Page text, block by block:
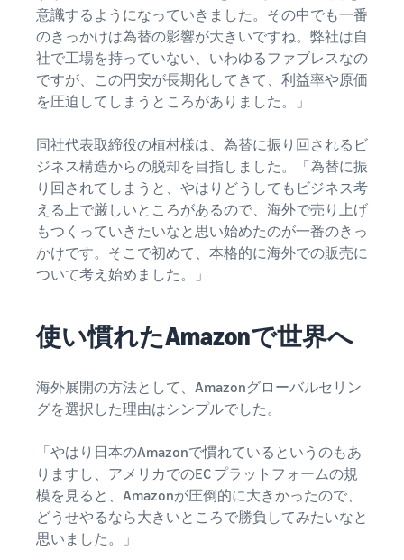
イ
ド
Amazon出品サービス
概要
Amazonの特徴から販売ま
スタートダッシュ成
功パック
最初の１年間で約6倍の売
上を目指す方法
新規出品者向け特典
Amazonブランド登録
ブランド保護と構築をサポ
ート
フルフィルメント by
Amazon(FBA)
配送・返品・カスタマーサ
ービスを代行
配送方法別の費用比
較
FBAと自社配送の費用を比
FBA在庫の費用見積
もり
FBA在庫の保管・出荷費用
シミュレーション
料金
ュレ
ータ
ー
る商品
の詳細
と配送
費用を
入力す
るだけ
販
売
促
進
ブランド支援プログ
ラム（Amazonブラン
ド登録）
ブランドツールで継続的な
売上アップを支援
法人向けに販売をす
る (Amazonビジネス)
世界中のAmazonカスタマ
ーに販売
Amazon 広告
スポンサー広告で認知度と
購入を促進
タイムセール
タイムセールを活用した販
販売
支援
プ
ロ
グ
ム・
特典
ブランド支援プログ
ラム (Amazonブラン
ド登録)
ブランドツールで継続的な
売上アップを支援
新規出品者向け特典
最大787.5万円分の還元
FBA新商品特典
FBA新規出品で特典・割引
JAPAN STORE プログ
ラム
日本発ブランドの海外販路
を支援
商品登録のマニュア
ル
商品登録手順をステップご
とに解説
すべてのサポート資
料を見る
EC
に
関
す
お
役
ち
情
報
EC（eコマース）と
は？
ECの基礎知識と仕組みを解
日
本
語
ロ
グ
イ
ン
登
録
意識するようになっていきました。その中でも一番
のきっかけは為替の影響が大きいですね。弊社は自
社で工場を持っていない、いわゆるファブレスなの
ですが、この円安が長期化してきて、利益率や原価
を圧迫してしまうところがありました。」
同社代表取締役の植村様は、為替に振り回されるビ
ジネス構造からの脱却を目指しました。「為替に振
り回されてしまうと、やはりどうしてもビジネス考
える上で厳しいところがあるので、海外で売り上げ
もつくっていきたいなと思い始めたのが一番のきっ
かけです。そこで初めて、本格的に海外での販売に
ついて考え始めました。」
使い慣れたAmazonで世界へ
海外展開の方法として、Amazonグローバルセリン
グを選択した理由はシンプルでした。
「やはり日本のAmazonで慣れているというのもあ
りますし、アメリカでのEC プラットフォームの規
模を見ると、Amazonが圧倒的に大きかったので、
どうせやるなら大きいところで勝負してみたいなと
思いました。」